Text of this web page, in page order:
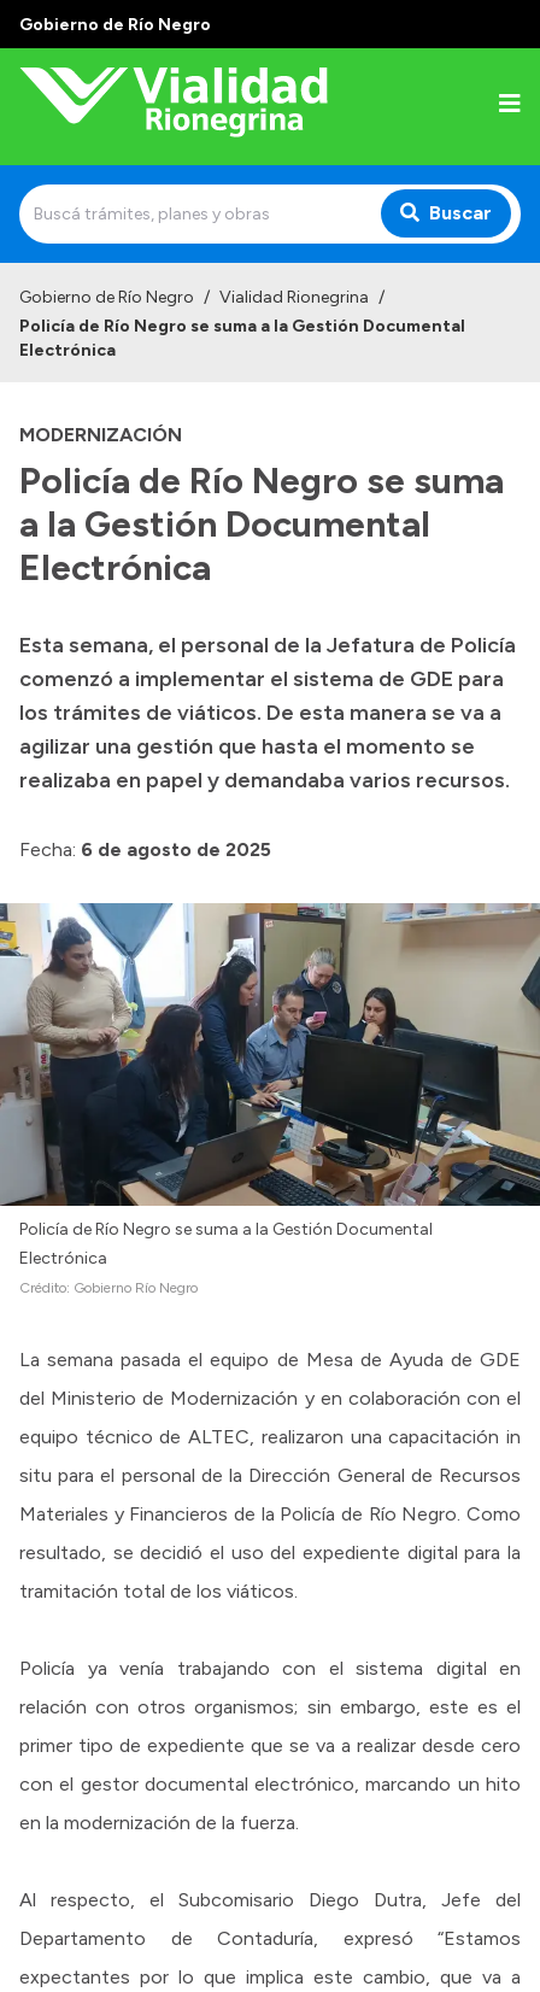
Gobierno de Río Negro
Buscar
Institucional
Autoridades
Delegaciones
Normativa
Historia Vial
Mi Vial
Recibos de sueldo
Correo oficial
Gobierno de Río Negro / Vialidad Rionegrina /
Policía de Río Negro se suma a la Gestión Documental
Electrónica
MODERNIZACIÓN
Policía de Río Negro se suma
a la Gestión Documental
Electrónica
Esta semana, el personal de la Jefatura de Policía
comenzó a implementar el sistema de GDE para
los trámites de viáticos. De esta manera se va a
agilizar una gestión que hasta el momento se
realizaba en papel y demandaba varios recursos.
Fecha: 6 de agosto de 2025
Policía de Río Negro se suma a la Gestión Documental
Electrónica
Crédito: Gobierno Río Negro
La semana pasada el equipo de Mesa de Ayuda de GDE
del Ministerio de Modernización y en colaboración con el
equipo técnico de ALTEC, realizaron una capacitación in
situ para el personal de la Dirección General de Recursos
Materiales y Financieros de la Policía de Río Negro. Como
resultado, se decidió el uso del expediente digital para la
tramitación total de los viáticos.
Policía ya venía trabajando con el sistema digital en
relación con otros organismos; sin embargo, este es el
primer tipo de expediente que se va a realizar desde cero
con el gestor documental electrónico, marcando un hito
en la modernización de la fuerza.
Al respecto, el Subcomisario Diego Dutra, Jefe del
Departamento de Contaduría, expresó “Estamos
expectantes por lo que implica este cambio, que va a